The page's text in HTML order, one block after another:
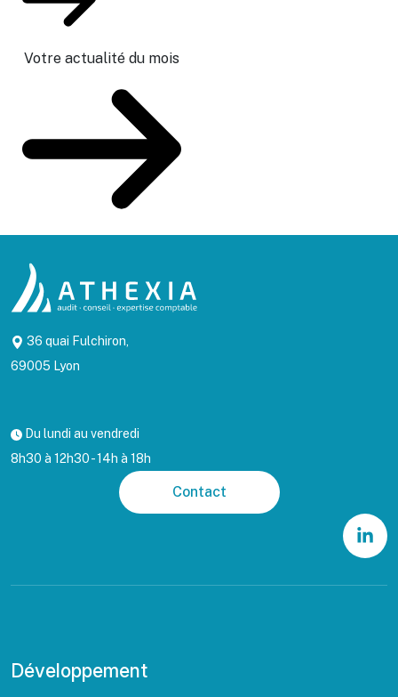
Votre actualité du mois
36 quai Fulchiron,
69005 Lyon
Du lundi au vendredi
8h30 à 12h30 - 14h à 18h
Contact
Développement